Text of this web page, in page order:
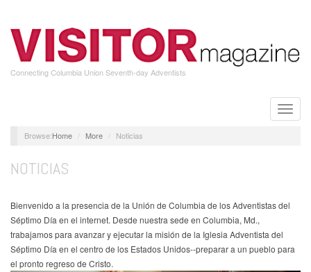
main
content
Connecting Columbia Union Seventh-day Adventists
Toggle
Home More Noticias
NOTICIAS
Bienvenido a la presencia de la Unión de Columbia de los Adventistas del
Séptimo Día en el internet. Desde nuestra sede en Columbia, Md.,
trabajamos para avanzar y ejecutar la misión de la Iglesia Adventista del
Séptimo Día en el centro de los Estados Unidos--preparar a un pueblo para
el pronto regreso de Cristo.